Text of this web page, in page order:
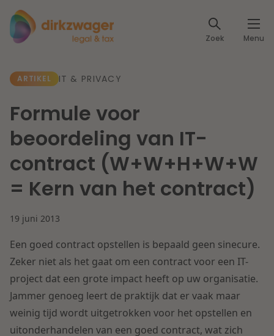
Zoek Menu
Expertises
Fiscaal
Arbeid & Pensioen
IE & Innovatie
Herstructurering & Insolventie
Energie
Dichtbij een toekomstbestendige zorg
Lees meer
Artikelen
Klantcases
Events
Specialisten
Internationale partners
Werken bij
Contact
Nederlands
ARTIKEL IT & PRIVACY
Formule voor
beoordeling van IT-
contract (W+W+H+W+W
= Kern van het contract)
19 juni 2013
Een goed contract opstellen is bepaald geen sinecure.
Zeker niet als het gaat om een contract voor een IT-
project dat een grote impact heeft op uw organisatie.
Jammer genoeg leert de praktijk dat er vaak maar
weinig tijd wordt uitgetrokken voor het opstellen en
uitonderhandelen van een goed contract, wat zich